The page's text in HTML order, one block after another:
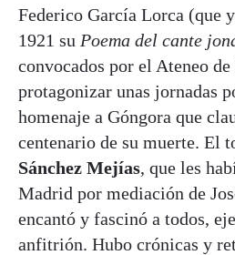
Federico García Lorca (que
1921 su Poema del cante
convocados por el Ateneo
protagonizar unas jornadas
homenaje a Góngora que
centenario de su muerte. El
Sánchez Mejías, que les
Madrid por mediación de
encantó y fascinó a todos,
anfitrión. Hubo crónicas y